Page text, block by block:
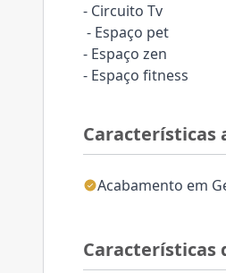
Características
Acabamento em
Características
- Circuito Tv
- Espaço pet
- Espaço zen
- Espaço fitness